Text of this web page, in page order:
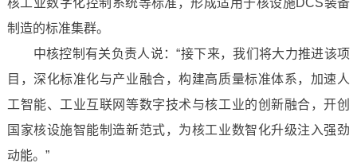
核工业数字化控制系统等标准，形成适用于核设施DCS装备
制造的标准集群。
中核控制有关负责人说：“接下来，我们将大力推进该项
目，深化标准化与产业融合，构建高质量标准体系，加速人
工智能、工业互联网等数字技术与核工业的创新融合，开创
国家核设施智能制造新范式，为核工业数智化升级注入强劲
动能。”